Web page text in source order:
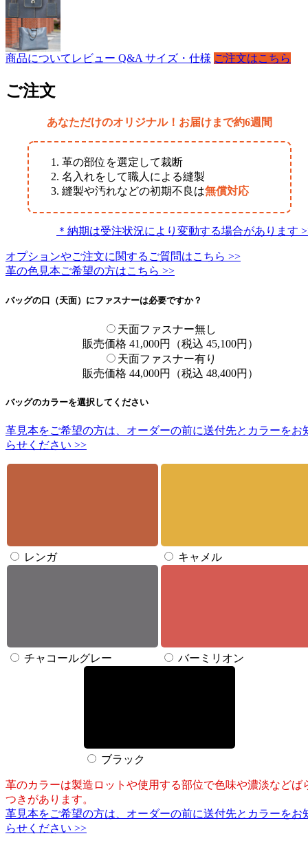
商品について レビュー Q&A サイズ・仕様 ご注文はこちら
ご注文
あなただけのオリジナル！お届けまで約6週間
革の部位を選定して裁断
名入れをして職人による縫製
縫製や汚れなどの初期不良は無償対応
＊納期は受注状況により変動する場合があります
オプションやご注文に関するご質問はこちら >>
革の色見本ご希望の方はこちら >>
バッグの口（天面）にファスナーは必要ですか？
天面ファスナー無し
販売価格 41,000円（税込 45,100円）
天面ファスナー有り
販売価格 44,000円（税込 48,400円）
バッグのカラーを選択してください
革見本をご希望の方は、オーダーの前に送付先とカラーをお
らせください >>
レンガ キャメル
チャコールグレー バーミリオン
ブラック
革のカラーは製造ロットや使用する部位で色味や濃淡などば
つきがあります。
革見本をご希望の方は、オーダーの前に送付先とカラーをお
らせください >>